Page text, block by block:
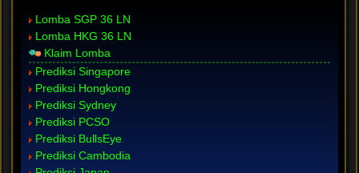
Lomba SGP 36 LN
Lomba HKG 36 LN
Klaim Lomba
Prediksi Singapore
Prediksi Hongkong
Prediksi Sydney
Prediksi PCSO
Prediksi BullsEye
Prediksi Cambodia